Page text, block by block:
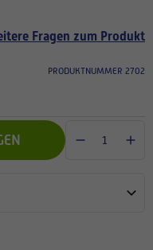
Fragen zum Produkt
PRODUKTNUMMER 2702